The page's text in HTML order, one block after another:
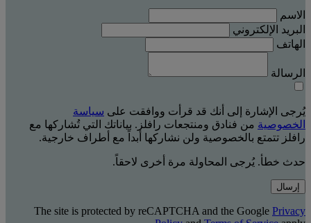
الاسم
البريد الإلكتروني
الهاتف
الرسالة
يُرجى الإشارة إلى أنك قد قرأت ووافقت على سياسة
الخصوصية من فنادق ومنتجعات رافلز. بياناتك التي تُشاركها مع
رافلز تتمتع بالخصوصية ولن نشاركها أبداً مع أطراف خارجية.
حدث خطأ. يُرجى المحاولة مرة أخرى لاحقاً.
إرسال
The site is protected by reCAPTCHA and the Google Privacy